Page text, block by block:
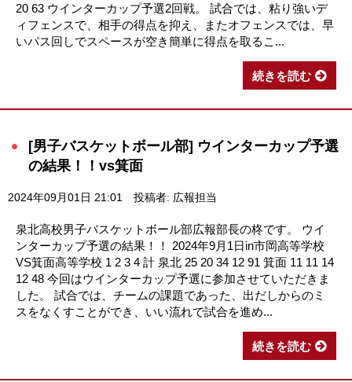
20 63 ウインターカップ予選2回戦。 試合では、粘り強いデ
ィフェンスで、相手の得点を抑え、またオフェンスでは、早
いパス回しでスペースが空き簡単に得点を取るこ...
続きを読む
[男子バスケットボール部] ウインターカップ予選
の結果！！vs箕面
2024年09月01日 21:01 投稿者: 広報担当
泉北高校男子バスケットボール部広報部長の柊です。 ウイ
ンターカップ予選の結果！！ 2024年9月1日in市岡高等学校
VS箕面高等学校 1 2 3 4 計 泉北 25 20 34 12 91 箕面 11 11 14
12 48 今回はウインターカップ予選に参加させていただきま
した。 試合では、チームの課題であった、出だしからのミ
スをなくすことができ、いい流れで試合を進め...
続きを読む